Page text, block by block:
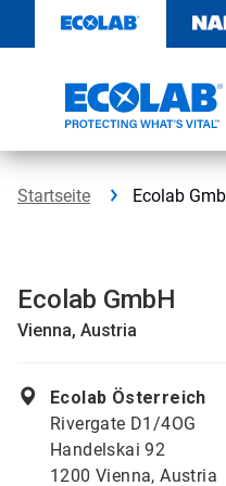
Inhalt
Startseite Ecolab
Ecolab GmbH
Vienna, Austria
Ecolab Österreich
Rivergate D1/4OG
Handelskai 92
1200 Vienna, Austria